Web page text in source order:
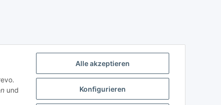
Alle akzeptieren
Konfigurieren
und